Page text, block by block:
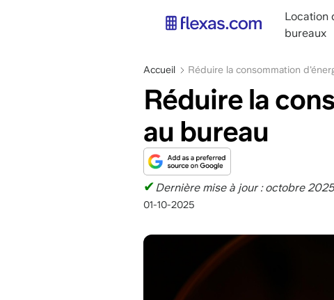
main
navigation
Location
bureaux
Fil
d'Ariane
Accueil Réduire la consommation
Réduire la
au bureau
✔Dernière mise à jour : octobre
01-10-2025